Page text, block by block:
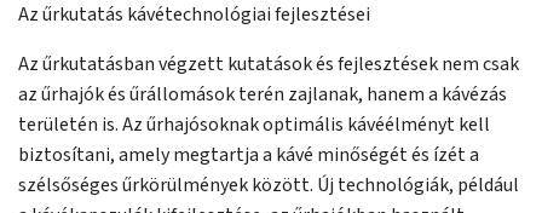
Az űrkutatás kávétechnológiai fejlesztései
Az űrkutatásban végzett kutatások és fejlesztések nem csak
az űrhajók és űrállomások terén zajlanak, hanem a kávézás
területén is. Az űrhajósoknak optimális kávéélményt kell
biztosítani, amely megtartja a kávé minőségét és ízét a
szélsőséges űrkörülmények között. Új technológiák, például